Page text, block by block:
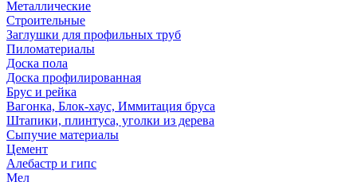
Металлические
Строительные
Заглушки для профильных труб
Пиломатериалы
Доска пола
Доска профилированная
Брус и рейка
Вагонка, Блок-хаус, Иммитация бруса
Штапики, плинтуса, уголки из дерева
Сыпучие материалы
Цемент
Алебастр и гипс
Мел